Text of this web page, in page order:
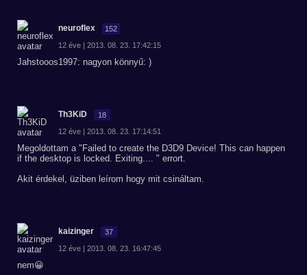
neuroflex 152
12 éve | 2013. 08. 23. 17:42:15
Jahstooos1997: nagyon könnyű: )
Th3KiD 18
12 éve | 2013. 08. 23. 17:14:51
Megoldottam a "Failed to create the D3D9 Device! This can happen
if the desktop is locked. Exiting.... " errort.
Akit érdekel, üziben leírom hogy mit csináltam.
kaizinger 37
12 éve | 2013. 08. 23. 16:47:45
nem😀